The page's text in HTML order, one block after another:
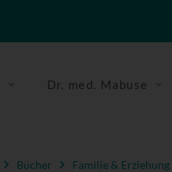
Dr. med. Mabuse
Bücher Familie & Erziehung